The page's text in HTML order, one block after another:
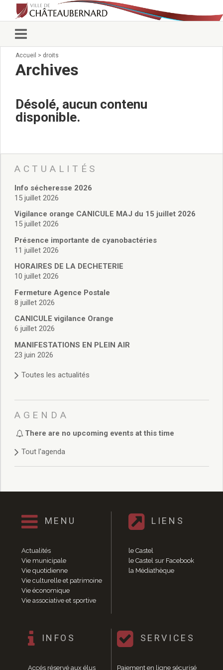
Vie municipale
Élus
Prendre rendez-vous
Arrêtés du Maire
Pour venir nous voir
État civil/élections/formalités
Services Techniques
C.C.A.S.
Affaires Scolaires
Vie associative
Police Municipale/règlementation
Cimetière/réglementation funéraire
Licences boissons
Cadastre
Plan Local d’Urbanisme intercommunal
Actes d’état civil
Budgets
Budget de Fonctionnement
Budget d’Investissement
Règlement du conseil municipal
Délibérations 2024
Délibérations 2022
Délibérations 2021
Délibérations 2016
Délibérations 2015
Délibérations 2013
Délibérations 2012
Délibérations 2011
Délibérations 2010
Délibérations 2009
Délibérations 2008
Toutes les actualités
Accueil > droits
Archives
Désolé, aucun contenu
disponible.
ACTUALITÉS
Info sécheresse 2026
15 juillet 2026
Vigilance orange CANICULE MAJ du 15 juillet 2026
15 juillet 2026
Présence importante de cyanobactéries
11 juillet 2026
HORAIRES DE LA DECHETERIE
10 juillet 2026
Fermeture Agence Postale
8 juillet 2026
CANICULE vigilance Orange
6 juillet 2026
MANIFESTATIONS EN PLEIN AIR
23 juin 2026
Toutes les actualités
AGENDA
There are no upcoming events at this time
Tout l'agenda
MENU
Actualités
Vie municipale
Vie quotidienne
Vie culturelle et patrimoine
Vie économique
Vie associative et sportive
LIENS
le Castel
le Castel sur Facebook
la Médiathèque
INFOS
Accés réservé aux élus
SERVICES
Paiement en ligne sécurisé